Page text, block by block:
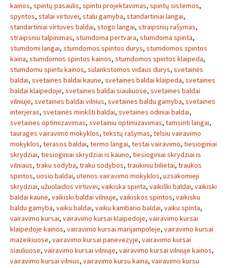
kainos, spintų pasaulis, spintu projektavimas, spintų sistemos,
spyntos, stalai virtuvei, stalu gamyba, standartiniai langai,
standartiniai virtuves baldai, stogo langai, straipsnių rašymas,
straipsniu talpinimas, stumdoma pertvara, stumdoma spinta,
stumdomi langai, stumdomos spintos durys, stumdomos spintos
kaina, stumdomos spintos kainos, stumdomos spintos klaipeda,
stumdomu spintu kainos, sulankstomos vidaus durys, svetainės
baldai, svetaines baldai kaune, svetaines baldai klaipeda, svetaines
baldai klaipedoje, svetaines baldai siauliuose, svetaines baldai
vilniuje, svetaines baldai vilnius, svetaines baldu gamyba, svetaines
interjeras, svetainės minkšti baldai, svetaines odiniai baldai,
svetaines optimizavimas, svetainiu optimizavimas, tamsinti langai,
taurages vairavimo mokyklos, tekstų rašymas, telsiu vairavimo
mokyklos, terasos baldai, termo langai, testai vairavimo, tiesioginiai
skrydziai, tiesioginiai skrydziai is kauno, tiesioginiai skrydziai is
vilniaus, traku sodyba, traku sodybos, traukiniu bilietai, traukos
spintos, uosio baldai, utenos vairavimo mokyklos, uzsakomieji
skrydziai, užuolaidos virtuvei, vaikiska spinta, vaikiški baldai, vaikiski
baldai kaune, vaikiski baldai vilniuje, vaikiskos spintos, vaikisku
baldu gamyba, vaiku baldai, vaiku kambario baldai, vaiku spinta,
vairavimo kursai, vairavimo kursai klaipedoje, vairavimo kursai
klaipedoje kainos, vairavimo kursai marijampoleje, vairavimo kursai
mazeikiuose, vairavimo kursai panevezyje, vairavimo kursai
siauliuose, vairavimo kursai vilniuje, vairavimo kursai vilniuje kainos,
vairavimo kursai vilnius, vairavimo kursu kaina, vairavimo kursu